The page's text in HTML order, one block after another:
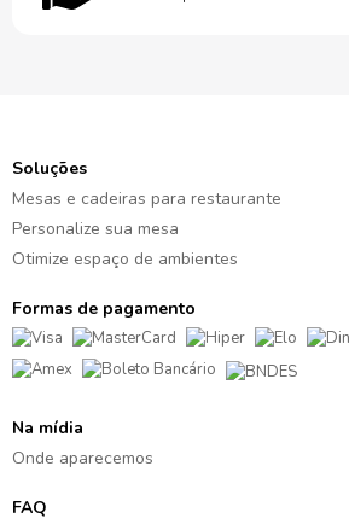
Soluções
Mesas e cadeiras para restaurante
Personalize sua mesa
Otimize espaço de ambientes
Formas de pagamento
Na mídia
Onde aparecemos
FAQ